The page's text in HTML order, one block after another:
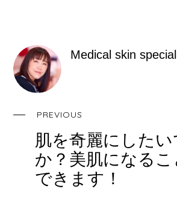
b
o
o
k
Medical skin
PREVIOUS
肌を奇麗にしたい
か？美肌になるこ
できます！